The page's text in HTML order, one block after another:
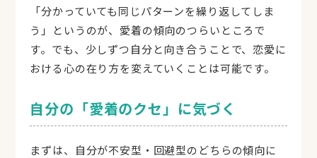
「分かっていても同じパターンを繰り返してしま
う」というのが、愛着の傾向のつらいところで
す。でも、少しずつ自分と向き合うことで、恋愛に
おける心の在り方を変えていくことは可能です。
自分の「愛着のクセ」に気づく
まずは、自分が不安型・回避型のどちらの傾向に